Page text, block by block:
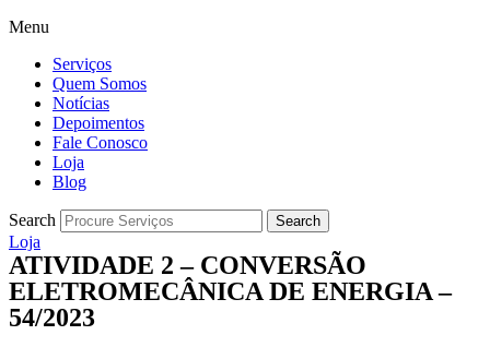
Menu
Serviços
Quem Somos
Notícias
Depoimentos
Fale Conosco
Loja
Blog
Search Search
Loja
ATIVIDADE 2 – CONVERSÃO
ELETROMECÂNICA DE ENERGIA –
54/2023